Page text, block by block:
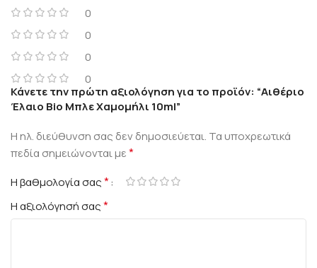
0
0
0
0
Κάνετε την πρώτη αξιολόγηση για το προϊόν: “Αιθέριο
Έλαιο Bio Μπλε Χαμομήλι 10ml”
Η ηλ. διεύθυνση σας δεν δημοσιεύεται. Τα υποχρεωτικά
πεδία σημειώνονται με*
Η βαθμολογία σας*
Η αξιολόγησή σας*